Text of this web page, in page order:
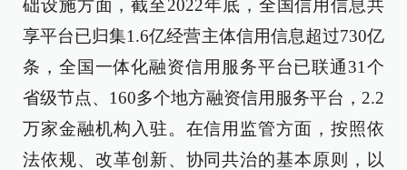
础设施方面，截至2022年底，全国信用信息共
享平台已归集1.6亿经营主体信用信息超过730亿
条，全国一体化融资信用服务平台已联通31个
省级节点、160多个地方融资信用服务平台，2.2
万家金融机构入驻。在信用监管方面，按照依
法依规、改革创新、协同共治的基本原则，以